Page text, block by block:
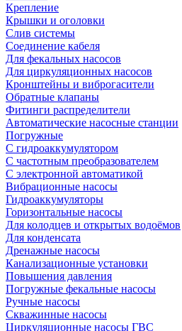
Крепление
Крышки и оголовки
Слив системы
Соединение кабеля
Для фекальных насосов
Для циркуляционных насосов
Кронштейны и виброгасители
Обратные клапаны
Фитинги распределители
Автоматические насосные станции
Погружные
С гидроаккумулятором
С частотным преобразователем
С электронной автоматикой
Вибрационные насосы
Гидроаккумуляторы
Горизонтальные насосы
Для колодцев и открытых водоёмов
Для конденсата
Дренажные насосы
Канализационные установки
Повышения давления
Погружные фекальные насосы
Ручные насосы
Скважинные насосы
Циркуляционные насосы ГВС